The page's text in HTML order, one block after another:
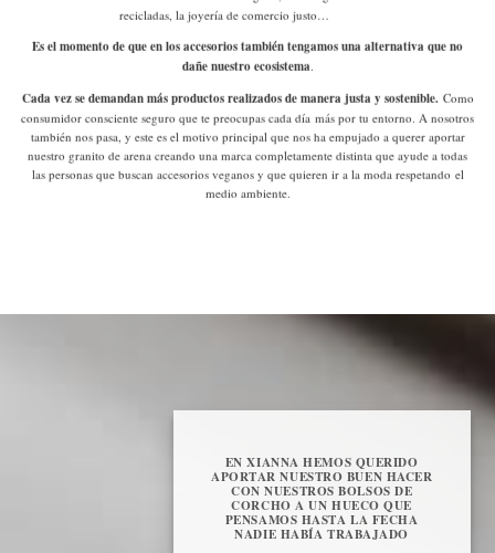
recicladas, la joyería de comercio justo…
Es el momento de que en los accesorios también tengamos una alternativa que no
dañe nuestro ecosistema.
Cada vez se demandan más productos realizados de manera justa y sostenible. Como
consumidor consciente seguro que te preocupas cada día más por tu entorno. A nosotros
también nos pasa, y este es el motivo principal que nos ha empujado a querer aportar
nuestro granito de arena creando una marca completamente distinta que ayude a todas
las personas que buscan accesorios veganos y que quieren ir a la moda respetando el
medio ambiente.
EN XIANNA HEMOS QUERIDO
APORTAR NUESTRO BUEN HACER
CON NUESTROS BOLSOS DE
CORCHO A UN HUECO QUE
PENSAMOS HASTA LA FECHA
NADIE HABÍA TRABAJADO